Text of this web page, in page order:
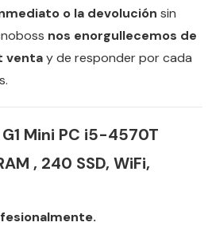
o la devolución sin
nos enorgullecemos de
ventay de responder por cada
Mini PC i5-4570T
, 240 SSD, WiFi,